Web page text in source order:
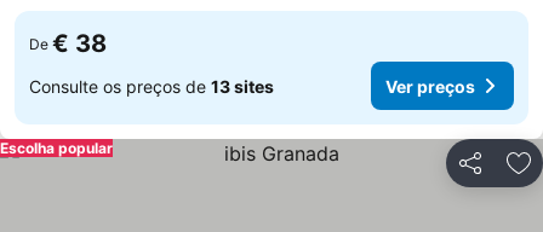
De € 38
Consulte os preços de 13 sites Ver preços
Partilhar
Escolha popular